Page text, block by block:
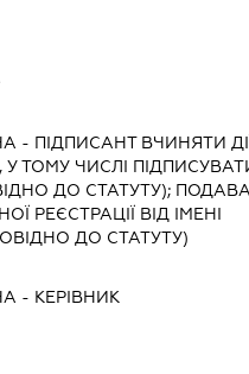
- ПІДПИСАНТВЧИНЯТИ
ТОМУ ЧИСЛІ
ДО СТАТУТУ);
РЕЄСТРАЦІЇ ВІД ІМЕНІ
ДО СТАТУТУ)
- КЕРІВНИК